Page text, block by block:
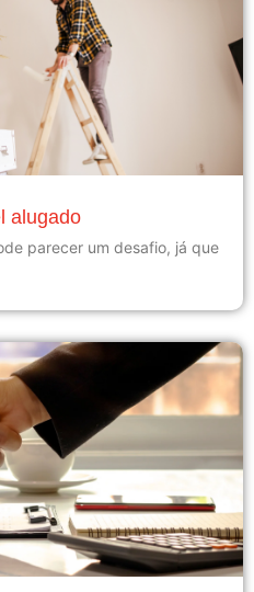
alugado
parecer um desafio, já que